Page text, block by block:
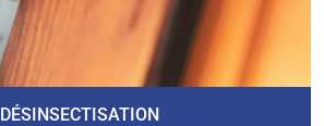
DÉSINSECTISATION